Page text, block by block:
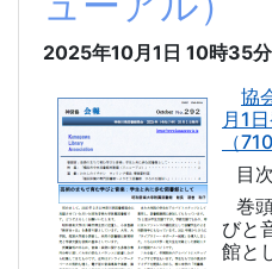
2025年10月1日 10時35分
協
月1
（
目次
巻
びと
館と